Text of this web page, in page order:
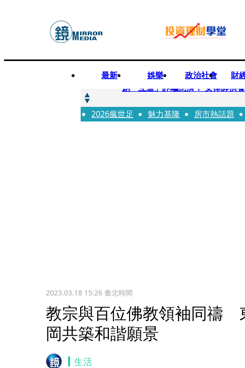
最新 娛樂 政治社會 財
快訊
創「互道」詐騙慈濟！ 女律師供
快訊
前時力黨魁表態「反對刪公視預
2026瘋世足 魅力基隆 房市熱話題
2023.03.18 15:26臺北時間
教宗與百位佛教領袖同禱
岡共築和諧願景
生活